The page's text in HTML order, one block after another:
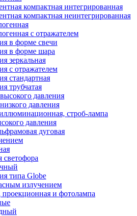
компактная интегрированная
компактная неинтегрированная
с отражателем
в форме свечи
в форме шара
зеркальная
с отражателем
стандартная
трубчатая
давления
давления
строб-лампа
давления
дуговая
светофора
типа Globe
излучением
и фотолампа